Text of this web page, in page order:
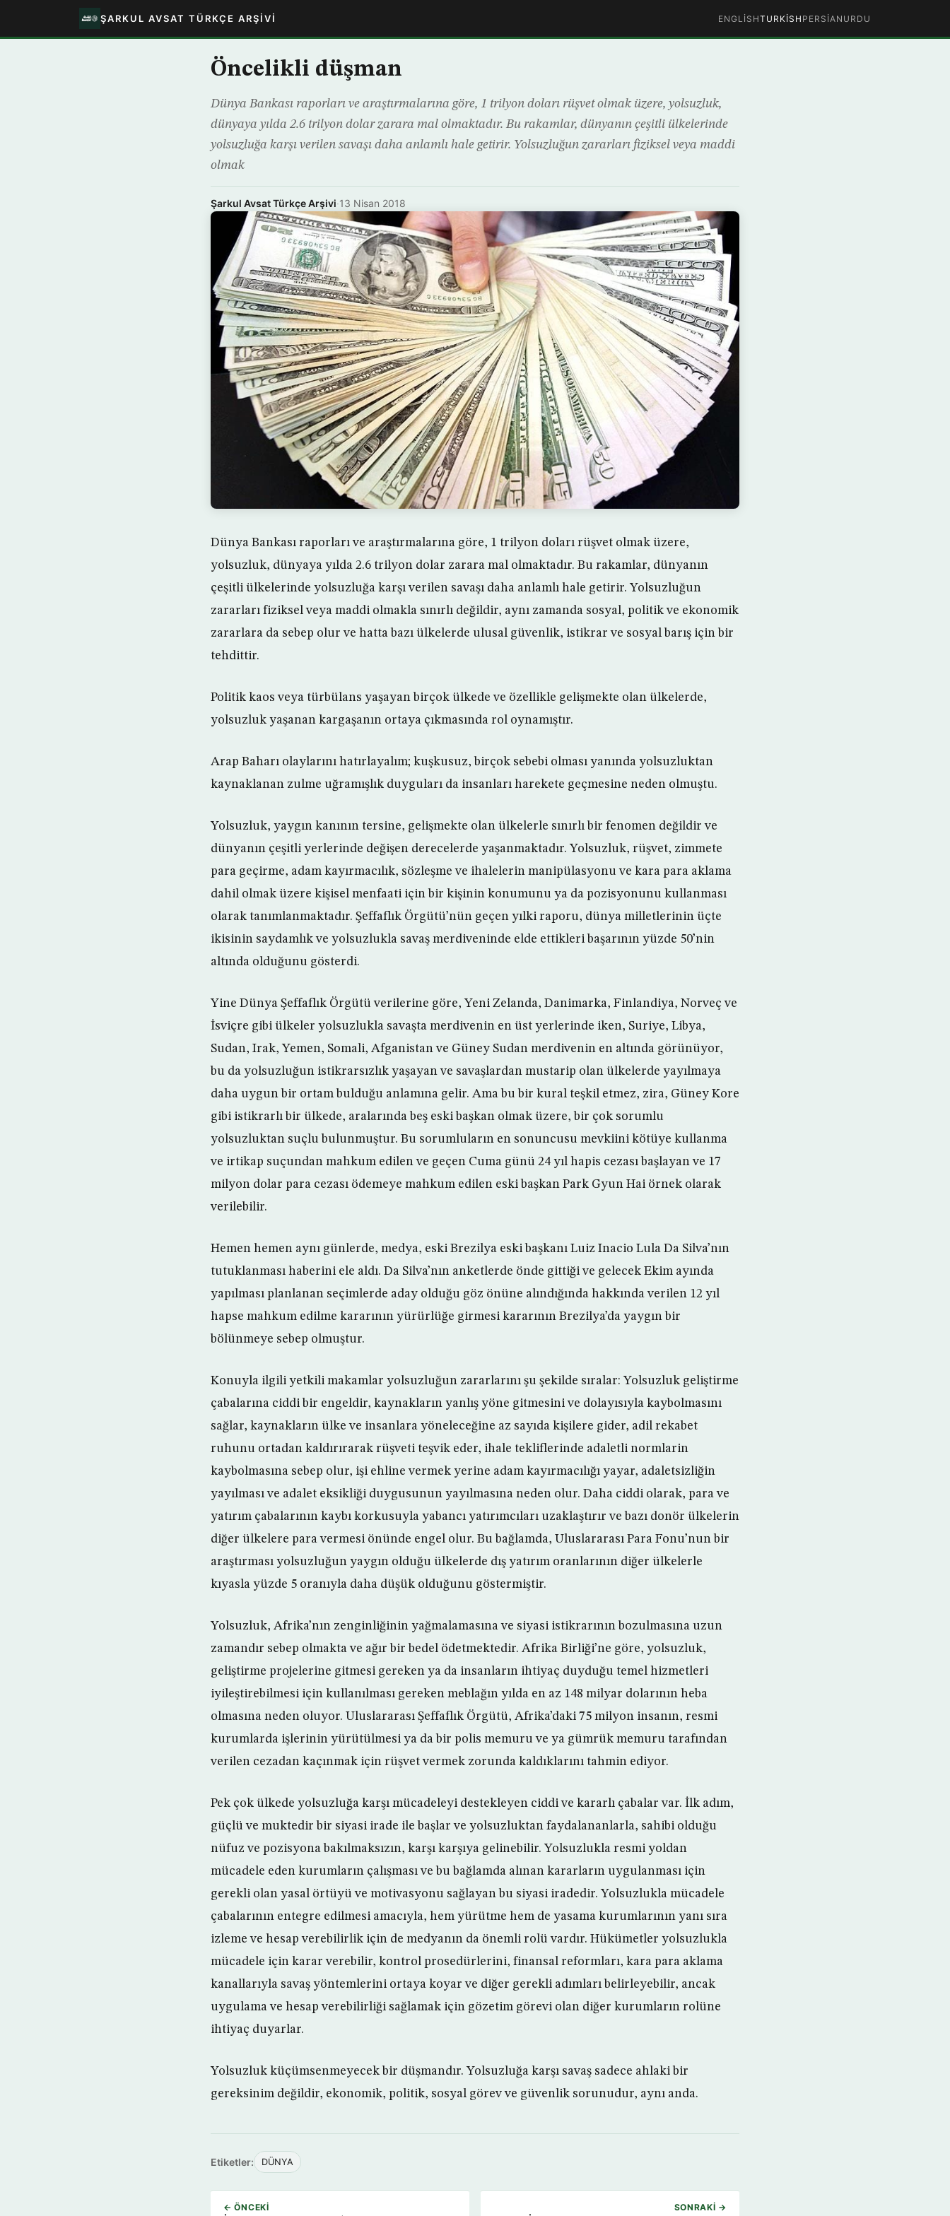
ŞARKUL AVSAT TÜRKÇE ARŞIVI ENGLISHTURKISH PERSIAN URDU
Öncelikli düşman
Dünya Bankası raporları ve araştırmalarına göre, 1 trilyon doları rüşvet olmak üzere, yolsuzluk,
dünyaya yılda 2.6 trilyon dolar zarara mal olmaktadır. Bu rakamlar, dünyanın çeşitli ülkelerinde
yolsuzluğa karşı verilen savaşı daha anlamlı hale getirir. Yolsuzluğun zararları fiziksel veya maddi
olmak
Şarkul Avsat Türkçe Arşivi·13 Nisan 2018
Dünya Bankası raporları ve araştırmalarına göre, 1 trilyon doları rüşvet olmak üzere,
yolsuzluk, dünyaya yılda 2.6 trilyon dolar zarara mal olmaktadır. Bu rakamlar, dünyanın
çeşitli ülkelerinde yolsuzluğa karşı verilen savaşı daha anlamlı hale getirir. Yolsuzluğun
zararları fiziksel veya maddi olmakla sınırlı değildir, aynı zamanda sosyal, politik ve ekonomik
zararlara da sebep olur ve hatta bazı ülkelerde ulusal güvenlik, istikrar ve sosyal barış için bir
tehdittir.
Politik kaos veya türbülans yaşayan birçok ülkede ve özellikle gelişmekte olan ülkelerde,
yolsuzluk yaşanan kargaşanın ortaya çıkmasında rol oynamıştır.
Arap Baharı olaylarını hatırlayalım; kuşkusuz, birçok sebebi olması yanında yolsuzluktan
kaynaklanan zulme uğramışlık duyguları da insanları harekete geçmesine neden olmuştu.
Yolsuzluk, yaygın kanının tersine, gelişmekte olan ülkelerle sınırlı bir fenomen değildir ve
dünyanın çeşitli yerlerinde değişen derecelerde yaşanmaktadır. Yolsuzluk, rüşvet, zimmete
para geçirme, adam kayırmacılık, sözleşme ve ihalelerin manipülasyonu ve kara para aklama
dahil olmak üzere kişisel menfaati için bir kişinin konumunu ya da pozisyonunu kullanması
olarak tanımlanmaktadır. Şeffaflık Örgütü’nün geçen yılki raporu, dünya milletlerinin üçte
ikisinin saydamlık ve yolsuzlukla savaş merdiveninde elde ettikleri başarının yüzde 50’nin
altında olduğunu gösterdi.
Yine Dünya Şeffaflık Örgütü verilerine göre, Yeni Zelanda, Danimarka, Finlandiya, Norveç ve
İsviçre gibi ülkeler yolsuzlukla savaşta merdivenin en üst yerlerinde iken, Suriye, Libya,
Sudan, Irak, Yemen, Somali, Afganistan ve Güney Sudan merdivenin en altında görünüyor,
bu da yolsuzluğun istikrarsızlık yaşayan ve savaşlardan mustarip olan ülkelerde yayılmaya
daha uygun bir ortam bulduğu anlamına gelir. Ama bu bir kural teşkil etmez, zira, Güney Kore
gibi istikrarlı bir ülkede, aralarında beş eski başkan olmak üzere, bir çok sorumlu
yolsuzluktan suçlu bulunmuştur. Bu sorumluların en sonuncusu mevkiini kötüye kullanma
ve irtikap suçundan mahkum edilen ve geçen Cuma günü 24 yıl hapis cezası başlayan ve 17
milyon dolar para cezası ödemeye mahkum edilen eski başkan Park Gyun Hai örnek olarak
verilebilir.
Hemen hemen aynı günlerde, medya, eski Brezilya eski başkanı Luiz Inacio Lula Da Silva’nın
tutuklanması haberini ele aldı. Da Silva’nın anketlerde önde gittiği ve gelecek Ekim ayında
yapılması planlanan seçimlerde aday olduğu göz önüne alındığında hakkında verilen 12 yıl
hapse mahkum edilme kararının yürürlüğe girmesi kararının Brezilya’da yaygın bir
bölünmeye sebep olmuştur.
Konuyla ilgili yetkili makamlar yolsuzluğun zararlarını şu şekilde sıralar: Yolsuzluk geliştirme
çabalarına ciddi bir engeldir, kaynakların yanlış yöne gitmesini ve dolayısıyla kaybolmasını
sağlar, kaynakların ülke ve insanlara yöneleceğine az sayıda kişilere gider, adil rekabet
ruhunu ortadan kaldırırarak rüşveti teşvik eder, ihale tekliflerinde adaletli normlarin
kaybolmasına sebep olur, işi ehline vermek yerine adam kayırmacılığı yayar, adaletsizliğin
yayılması ve adalet eksikliği duygusunun yayılmasına neden olur. Daha ciddi olarak, para ve
yatırım çabalarının kaybı korkusuyla yabancı yatırımcıları uzaklaştırır ve bazı donör ülkelerin
diğer ülkelere para vermesi önünde engel olur. Bu bağlamda, Uluslararası Para Fonu’nun bir
araştırması yolsuzluğun yaygın olduğu ülkelerde dış yatırım oranlarının diğer ülkelerle
kıyasla yüzde 5 oranıyla daha düşük olduğunu göstermiştir.
Yolsuzluk, Afrika’nın zenginliğinin yağmalamasına ve siyasi istikrarının bozulmasına uzun
zamandır sebep olmakta ve ağır bir bedel ödetmektedir. Afrika Birliği’ne göre, yolsuzluk,
geliştirme projelerine gitmesi gereken ya da insanların ihtiyaç duyduğu temel hizmetleri
iyileştirebilmesi için kullanılması gereken meblağın yılda en az 148 milyar dolarının heba
olmasına neden oluyor. Uluslararası Şeffaflık Örgütü, Afrika’daki 75 milyon insanın, resmi
kurumlarda işlerinin yürütülmesi ya da bir polis memuru ve ya gümrük memuru tarafından
verilen cezadan kaçınmak için rüşvet vermek zorunda kaldıklarını tahmin ediyor.
Pek çok ülkede yolsuzluğa karşı mücadeleyi destekleyen ciddi ve kararlı çabalar var. İlk adım,
güçlü ve muktedir bir siyasi irade ile başlar ve yolsuzluktan faydalananlarla, sahibi olduğu
nüfuz ve pozisyona bakılmaksızın, karşı karşıya gelinebilir. Yolsuzlukla resmi yoldan
mücadele eden kurumların çalışması ve bu bağlamda alınan kararların uygulanması için
gerekli olan yasal örtüyü ve motivasyonu sağlayan bu siyasi iradedir. Yolsuzlukla mücadele
çabalarının entegre edilmesi amacıyla, hem yürütme hem de yasama kurumlarının yanı sıra
izleme ve hesap verebilirlik için de medyanın da önemli rolü vardır. Hükümetler yolsuzlukla
mücadele için karar verebilir, kontrol prosedürlerini, finansal reformları, kara para aklama
kanallarıyla savaş yöntemlerini ortaya koyar ve diğer gerekli adımları belirleyebilir, ancak
uygulama ve hesap verebilirliği sağlamak için gözetim görevi olan diğer kurumların rolüne
ihtiyaç duyarlar.
Yolsuzluk küçümsenmeyecek bir düşmandır. Yolsuzluğa karşı savaş sadece ahlaki bir
gereksinim değildir, ekonomik, politik, sosyal görev ve güvenlik sorunudur, aynı anda.
Etiketler: DÜNYA
← ÖNCEKI SONRAKI →